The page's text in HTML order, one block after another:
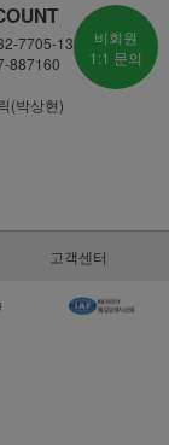
7705-13
887160
(박상현)
비회원
1:1 문의
고객센터